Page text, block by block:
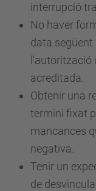
interrupció
No haver
data
l'autorització
acreditada.
Obtenir una
termini fixat
mancances
negativa.
Tenir un
de